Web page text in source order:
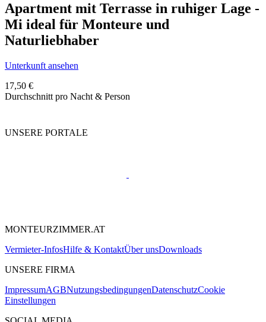
Apartment mit Terrasse in ruhiger Lage -
Mi ideal für Monteure und
Naturliebhaber
Unterkunft ansehen
17,50 €
Durchschnitt pro Nacht & Person
UNSERE PORTALE
MONTEURZIMMER.AT
Vermieter-InfosHilfe & KontaktÜber unsDownloads
UNSERE FIRMA
ImpressumAGBNutzungsbedingungenDatenschutzCookie
Einstellungen